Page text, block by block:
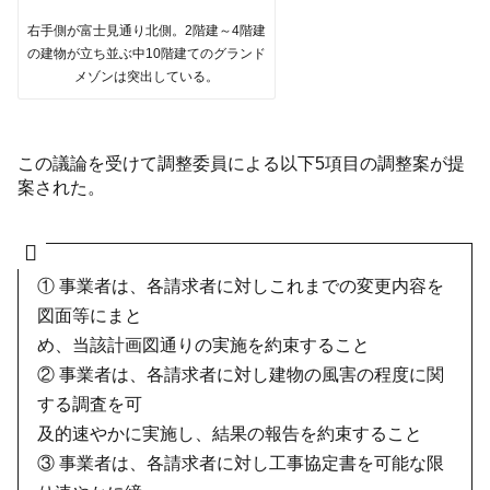
右手側が富士見通り北側。2階建～4階建
の建物が立ち並ぶ中10階建てのグランド
メゾンは突出している。
この議論を受けて調整委員による以下5項目の調整案が提
案された。
① 事業者は、各請求者に対しこれまでの変更内容を
図面等にまと
め、当該計画図通りの実施を約束すること
② 事業者は、各請求者に対し建物の風害の程度に関
する調査を可
及的速やかに実施し、結果の報告を約束すること
③ 事業者は、各請求者に対し工事協定書を可能な限